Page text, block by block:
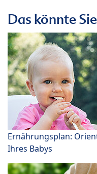
Das könnte
Ernährungsplan:
Ihres Babys